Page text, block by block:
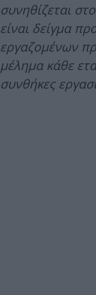
συνηθίζεται
είναι δείγμα
εργαζομένων
μέλημα κάθε
συνθήκες